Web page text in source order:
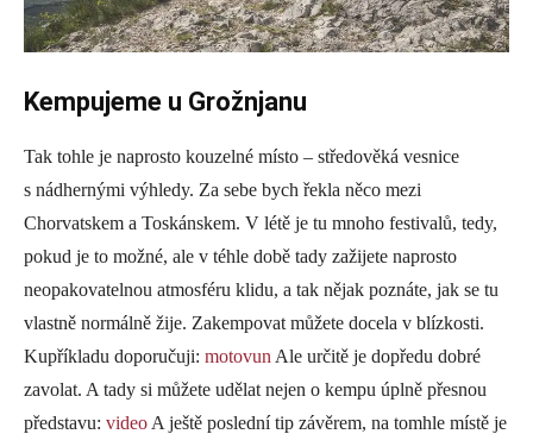
Kempujeme u Grožnjanu
Tak tohle je naprosto kouzelné místo – středověká vesnice
s nádhernými výhledy. Za sebe bych řekla něco mezi
Chorvatskem a Toskánskem. V létě je tu mnoho festivalů, tedy,
pokud je to možné, ale v téhle době tady zažijete naprosto
neopakovatelnou atmosféru klidu, a tak nějak poznáte, jak se tu
vlastně normálně žije. Zakempovat můžete docela v blízkosti.
Kupříkladu doporučuji: motovun Ale určitě je dopředu dobré
zavolat. A tady si můžete udělat nejen o kempu úplně přesnou
představu: video A ještě poslední tip závěrem, na tomhle místě je